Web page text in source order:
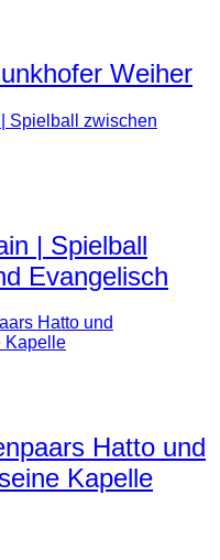
Weiher
| Spielball
Evangelisch
Hatto und
Kapelle